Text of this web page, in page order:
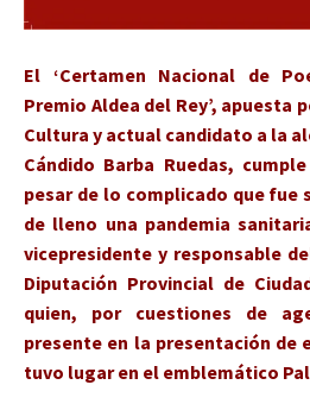
El ‘Certamen Nacional de
Premio Aldea del Rey’, apuesta
Cultura y actual candidato a la
Cándido Barba Ruedas,
pesar de lo complicado que fue
de lleno una pandemia
vicepresidente y responsable
Diputación Provincial de
quien, por cuestiones de
presente en la presentación de
tuvo lugar en el emblemático